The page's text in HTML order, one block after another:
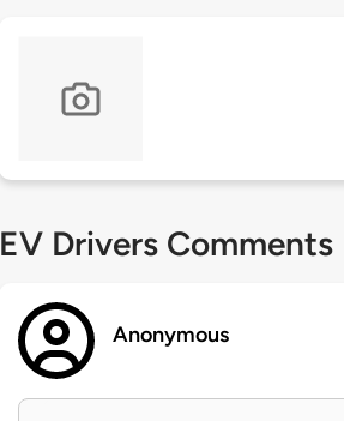
EV Drivers Comments
Anonymous